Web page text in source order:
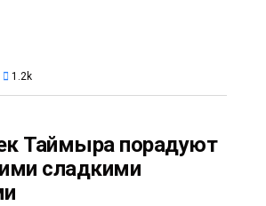
1.2k
Таймыра порадуют
сладкими